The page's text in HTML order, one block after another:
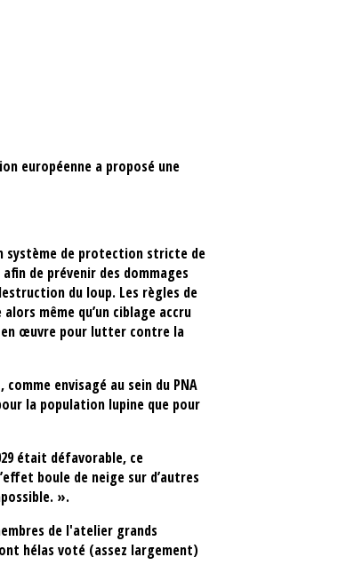
européenne a proposé une
système de protection stricte de
de prévenir des dommages
du loup. Les règles de
même qu’un ciblage accru
en œuvre pour lutter contre la
envisagé au sein du PNA
la population lupine que pour
était défavorable, ce
boule de neige sur d’autres
».
de l'atelier grands
hélas voté (assez largement)